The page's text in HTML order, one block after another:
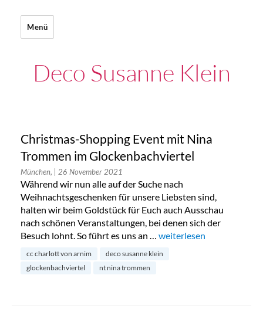
Menü
Deco Susanne Klein
Christmas-Shopping Event mit Nina
Trommen im Glockenbachviertel
München, | 26 November 2021
Während wir nun alle auf der Suche nach
Weihnachtsgeschenken für unsere Liebsten sind,
halten wir beim Goldstück für Euch auch Ausschau
nach schönen Veranstaltungen, bei denen sich der
Besuch lohnt. So führt es uns an … „Christmas-Shopping
weiterlesen
cc charlott von arnim
deco susanne klein
glockenbachviertel
nt nina trommen